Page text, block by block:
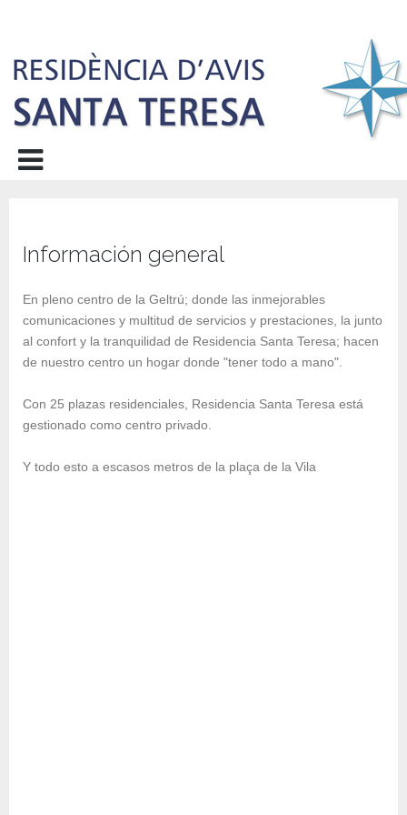
Información general
En pleno centro de la Geltrú; donde las inmejorables
comunicaciones y multitud de servicios y prestaciones, la junto
al confort y la tranquilidad de Residencia Santa Teresa; hacen
de nuestro centro un hogar donde "tener todo a mano".
Con 25 plazas residenciales, Residencia Santa Teresa está
gestionado como centro privado.
Y todo esto a escasos metros de la plaça de la Vila